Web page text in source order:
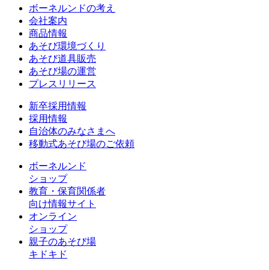
ボーネルンドの考え
会社案内
商品情報
あそび環境づくり
あそび道具販売
あそび場の運営
プレスリリース
新卒採用情報
採用情報
自治体のみなさまへ
移動式あそび場のご依頼
ボーネルンド
ショップ
教育・保育関係者
向け情報サイト
オンライン
ショップ
親子のあそび場
キドキド